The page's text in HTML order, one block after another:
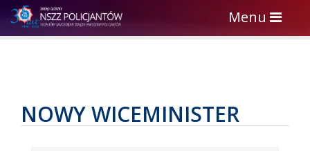
Toggle
navigation
Menu
NOWY WICEMINISTER